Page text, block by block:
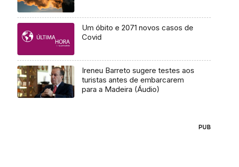
Um óbito e 2071 novos casos de
Covid
Ireneu Barreto sugere testes aos
turistas antes de embarcarem
para a Madeira (Áudio)
PUB